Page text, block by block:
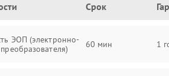
Срок
ЭОП (электронно-
60 мин 1